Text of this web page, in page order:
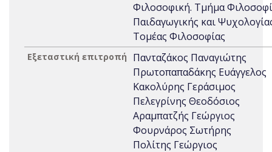
Φιλοσοφική. Τμήμα
Παιδαγωγικής και
Τομέας Φιλοσοφίας
Εξεταστική επιτροπή
Πανταζάκος Παναγιώτης
Πρωτοπαπαδάκης Ευάγγελος
Κακολύρης Γεράσιμος
Πελεγρίνης Θεοδόσιος
Αραμπατζής Γεώργιος
Φουρνάρος Σωτήρης
Πολίτης Γεώργιος